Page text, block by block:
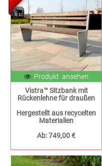
Produkt ansehen
Vistra™ Sitzbank mit
Rückenlehne für draußen
Hergestellt aus recycelten
Materialien
Ab:749,00 €